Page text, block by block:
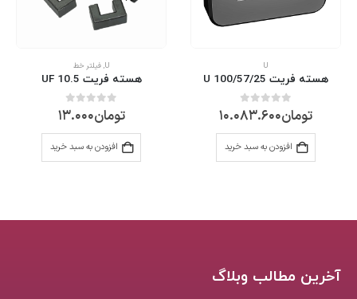
U
هسته فریت U 100/57/25
0
تومان10.083.600
افزودن به سبد خرید
U
,فیلتر خط
هسته فریت UF 10.5
از 5
تومان13.000
افزودن به سبد خرید
آخرین مطالب وبلاگ